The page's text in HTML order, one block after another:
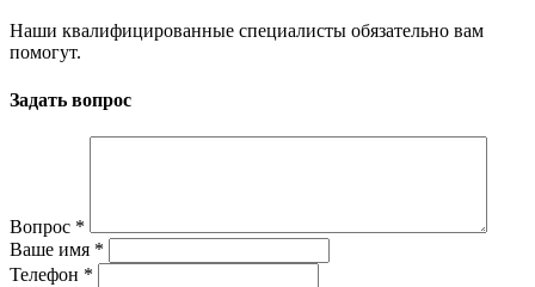
Наши квалифицированные специалисты обязательно вам
помогут.
Задать вопрос
Вопрос *
Ваше имя *
Телефон *